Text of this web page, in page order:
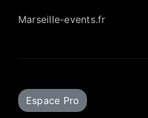
Marseille-events.fr
Espace Pro